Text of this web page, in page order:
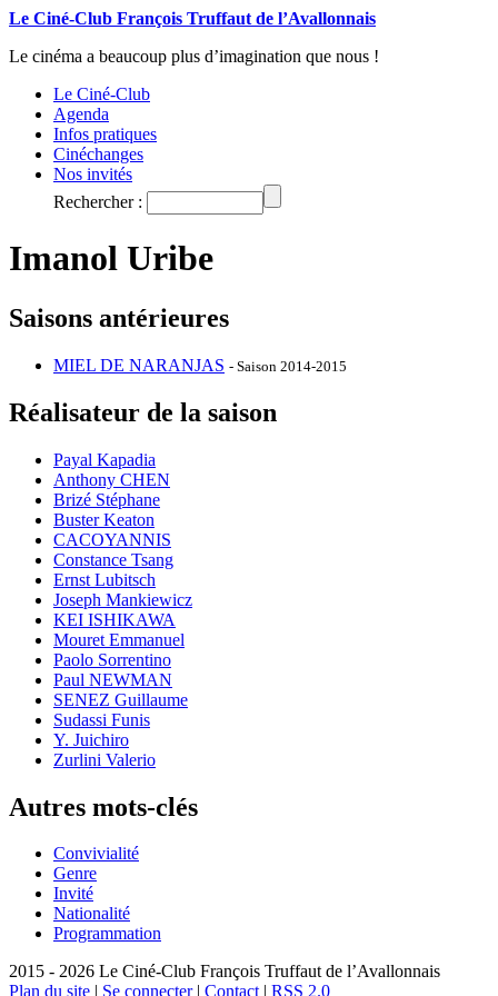
Le Ciné-Club François Truffaut de l’Avallonnais
Le cinéma a beaucoup plus d’imagination que nous !
Le Ciné-Club
Agenda
Infos pratiques
Cinéchanges
Nos invités
Rechercher :
Imanol Uribe
Saisons antérieures
MIEL DE NARANJAS - Saison 2014-2015
Réalisateur de la saison
Payal Kapadia
Anthony CHEN
Brizé Stéphane
Buster Keaton
CACOYANNIS
Constance Tsang
Ernst Lubitsch
Joseph Mankiewicz
KEI ISHIKAWA
Mouret Emmanuel
Paolo Sorrentino
Paul NEWMAN
SENEZ Guillaume
Sudassi Funis
Y. Juichiro
Zurlini Valerio
Autres mots-clés
Convivialité
Genre
Invité
Nationalité
Programmation
2015 - 2026 Le Ciné-Club François Truffaut de l’Avallonnais
Plan du site | Se connecter| Contact | RSS 2.0